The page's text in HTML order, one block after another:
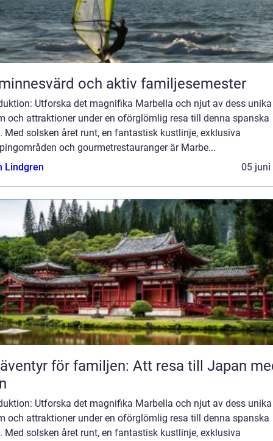
och aktiv familjesemester
Utforska det magnifika Marbella och njut av dess unika
och attraktioner under en oförglömlig resa till denna spanska
Med solsken året runt, en fantastisk kustlinje, exklusiva
och gourmetrestauranger är Marbe...
Lindgren
05 juni
för familjen: Att resa till Japan
Utforska det magnifika Marbella och njut av dess unika
och attraktioner under en oförglömlig resa till denna spanska
Med solsken året runt, en fantastisk kustlinje, exklusiva